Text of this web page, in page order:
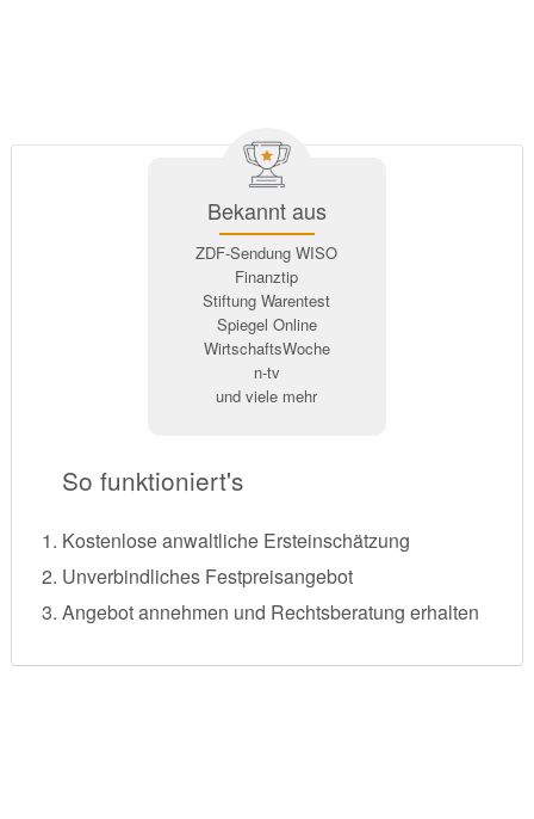
Bekannt aus
ZDF-Sendung WISO
Finanztip
Stiftung Warentest
Spiegel Online
WirtschaftsWoche
n-tv
und viele mehr
So funktioniert's
Kostenlose anwaltliche Ersteinschätzung
Unverbindliches Festpreisangebot
Angebot annehmen und Rechtsberatung erhalten